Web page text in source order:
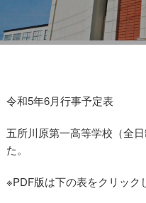
6月行事予定
令和5年6月行事予定表
五所川原第一高等学校（全
た。
※PDF版は下の表をクリック